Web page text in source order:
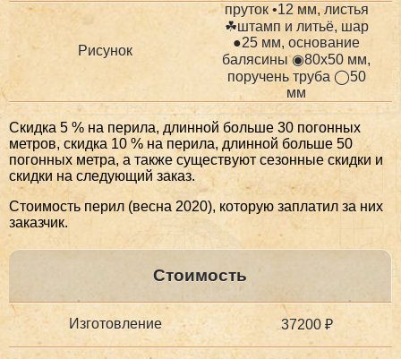
Рисунок
пруток •12 мм, листья
☘штамп и литьё, шар
●25 мм, основание
балясины ◉80х50 мм,
поручень труба ◯50
мм
Скидка 5 % на перила, длинной больше 30 погонных
метров, скидка 10 % на перила, длинной больше 50
погонных метра, а также существуют сезонные скидки и
скидки на следующий заказ.
Стоимость перил (весна 2020), которую заплатил за них
заказчик.
Стоимость
Изготовление 37200 ₽